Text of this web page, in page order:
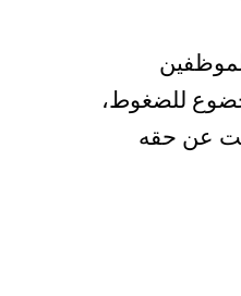
خضوع للضغوط،
عن حقه